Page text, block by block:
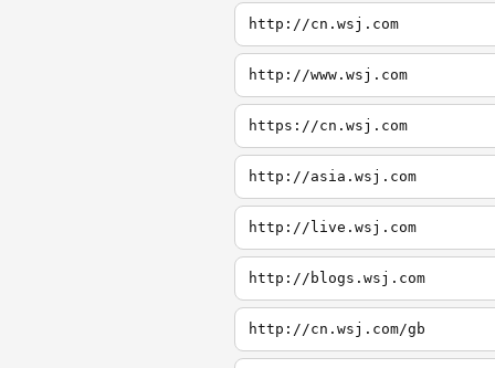
http://cn.wsj.com
http://www.wsj.com
https://cn.wsj.com
http://asia.wsj.com
http://live.wsj.com
http://blogs.wsj.com
http://cn.wsj.com/gb